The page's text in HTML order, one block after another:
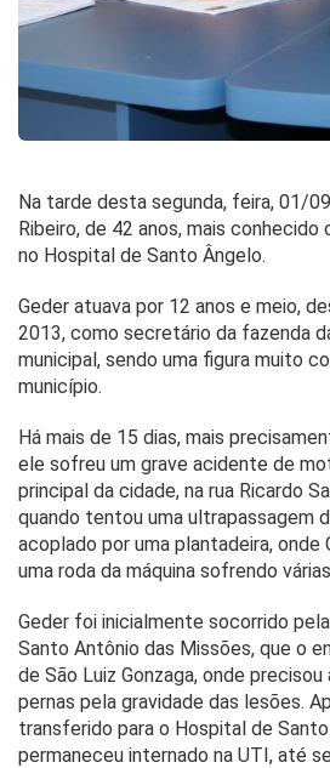
Na tarde desta segunda, feira, 01/
Ribeiro, de 42 anos, mais
no Hospital de Santo Ângelo.
Geder atuava por 12 anos e meio,
2013, como secretário da fazenda
municipal, sendo uma figura muito
município.
Há mais de 15 dias, mais
ele sofreu um grave acidente de
principal da cidade, na rua Ricardo
quando tentou uma ultrapassagem
acoplado por uma plantadeira, onde
uma roda da máquina sofrendo
Geder foi inicialmente socorrido
Santo Antônio das Missões, que o
de São Luiz Gonzaga, onde precisou
pernas pela gravidade das lesões.
transferido para o Hospital de
permaneceu internado na UTI, até